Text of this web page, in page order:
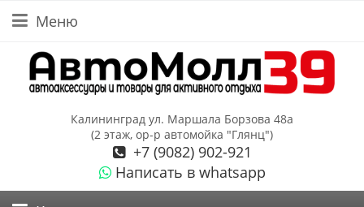
Меню
Калининград ул. Маршала Борзова 48а
(2 этаж, ор-р автомойка "Глянц")
+7 (9082) 902-921
Написать в whatsapp